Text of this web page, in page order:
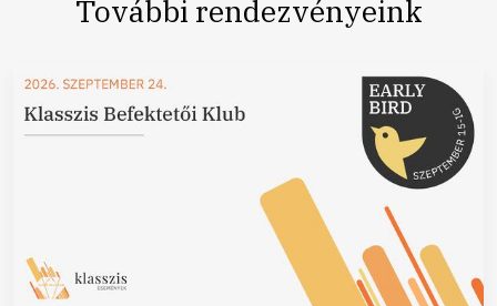
További rendezvényeink